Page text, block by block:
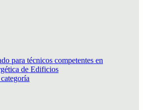
para técnicos competentes en
de Edificios